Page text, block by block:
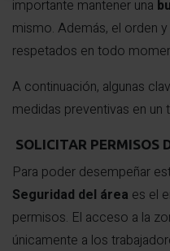
importante mantener una
mismo. Además, el orden
respetados en todo
A continuación, algunas
medidas preventivas en un
SOLICITAR PERMISOS
Para poder desempeñar
Seguridad del área es el
permisos. El acceso a la
únicamente a los